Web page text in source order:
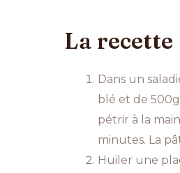
La recette
Dans un
blé et de
pétrir à la
minutes. La
Huiler une